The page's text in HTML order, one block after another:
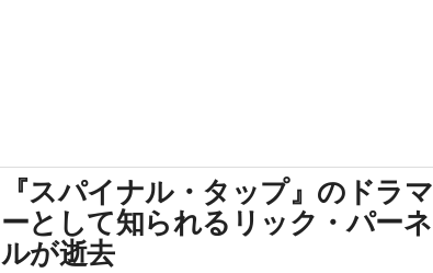
『スパイナル・タップ』のドラマ
ーとして知られるリック・パーネ
ルが逝去